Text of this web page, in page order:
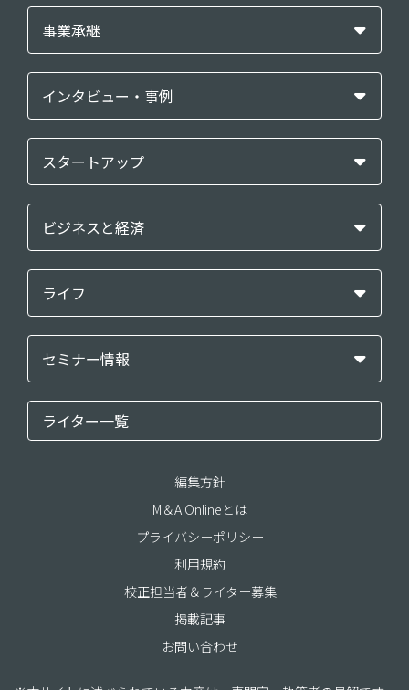
事業承継
インタビュー・事例
スタートアップ
ビジネスと経済
ライフ
セミナー情報
ライター一覧
編集方針
M＆A Onlineとは
プライバシーポリシー
利用規約
校正担当者＆ライター募集
掲載記事
お問い合わせ